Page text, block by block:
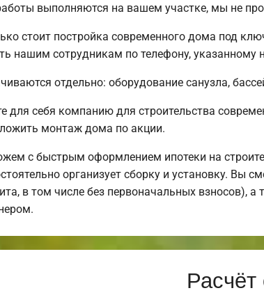
выполняются на вашем участке, мы не
стоит постройка современного дома под
нашим сотрудникам по телефону, указанному
отдельно: оборудование санузла,
для себя компанию для строительства
монтаж дома по акции.
с быстрым оформлением ипотеки на
организует сборку и установку. Вы
в том числе без первоначальных взносов),
Расчёт